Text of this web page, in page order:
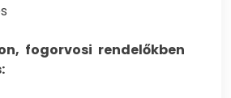
fogorvosi rendelőkben